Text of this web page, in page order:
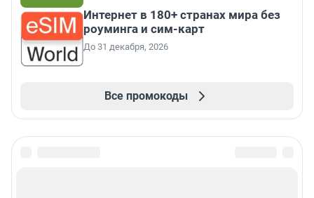
Интернет в 180+ странах мира без
роуминга и сим-карт
До 31 декабря, 2026
Все промокоды